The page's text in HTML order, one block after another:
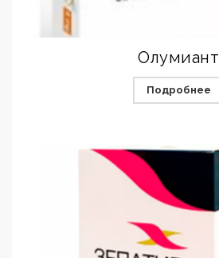
Олумиант
Подробнее